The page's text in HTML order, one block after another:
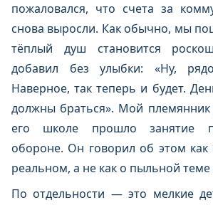
пожаловался, что счета за
снова выросли. Как обычно, мы
тёплый душ становится
добавил без улыбки: «Ну,
Наверное, так теперь и будет.
должны браться». Мой племянник
его школе прошло занятие
обороне. Он говорил об этом
реальном, а не как о пыльной
По отдельности — это мелкие